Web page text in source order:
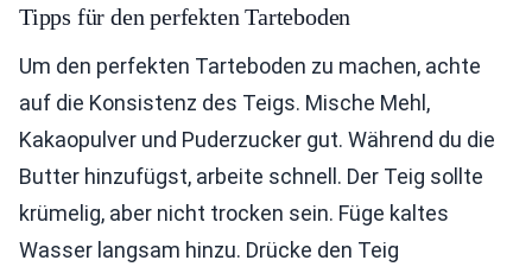
Tipps für den perfekten Tarteboden
Um den perfekten Tarteboden zu machen, achte
auf die Konsistenz des Teigs. Mische Mehl,
Kakaopulver und Puderzucker gut. Während du die
Butter hinzufügst, arbeite schnell. Der Teig sollte
krümelig, aber nicht trocken sein. Füge kaltes
Wasser langsam hinzu. Drücke den Teig